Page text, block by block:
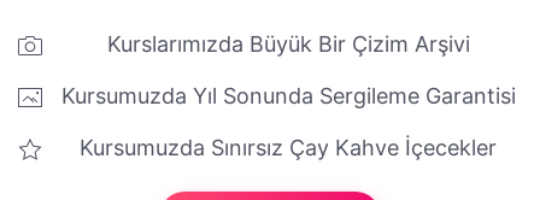
Kurslarımızda Büyük Bir Çizim Arşivi
Kursumuzda Yıl Sonunda Sergileme Garantisi
Kursumuzda Sınırsız Çay Kahve İçecekler